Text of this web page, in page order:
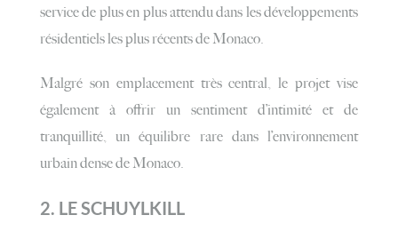
service de plus en plus attendu dans les développements
résidentiels les plus récents de Monaco.
Malgré son emplacement très central, le projet vise
également à offrir un sentiment d’intimité et de
tranquillité, un équilibre rare dans l’environnement
urbain dense de Monaco.
2. LE SCHUYLKILL